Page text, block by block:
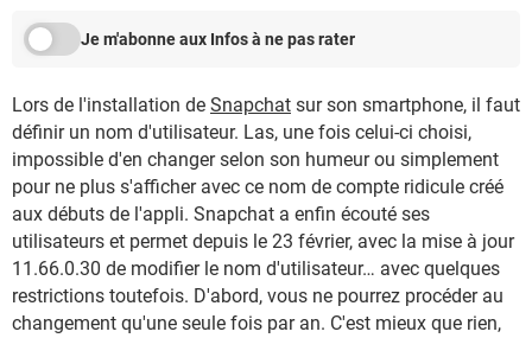
Je m'abonne aux Infos à ne pas rater
Lors de l'installation de Snapchat sur son smartphone, il faut
définir un nom d'utilisateur. Las, une fois celui-ci choisi,
impossible d'en changer selon son humeur ou simplement
pour ne plus s'afficher avec ce nom de compte ridicule créé
aux débuts de l'appli. Snapchat a enfin écouté ses
utilisateurs et permet depuis le 23 février, avec la mise à jour
11.66.0.30 de modifier le nom d'utilisateur… avec quelques
restrictions toutefois. D'abord, vous ne pourrez procéder au
changement qu'une seule fois par an. C'est mieux que rien,